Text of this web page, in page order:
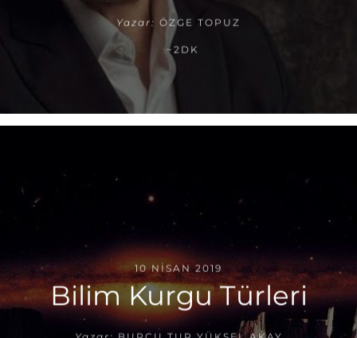
Yazar: ÖZGE TOPUZ
~2DK
10 NISAN 2019
Bilim Kurgu Türleri